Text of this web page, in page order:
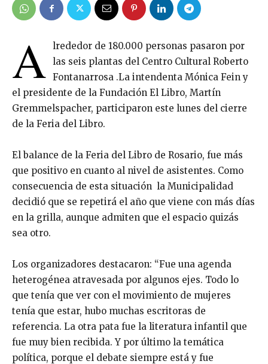
A lrededor de 180.000 personas pasaron por
las seis plantas del Centro Cultural Roberto
Fontanarrosa .La intendenta Mónica Fein y
el presidente de la Fundación El Libro, Martín
Gremmelspacher, participaron este lunes del cierre
de la Feria del Libro.
El balance de la Feria del Libro de Rosario, fue más
que positivo en cuanto al nivel de asistentes. Como
consecuencia de esta situación la Municipalidad
decidió que se repetirá el año que viene con más días
en la grilla, aunque admiten que el espacio quizás
sea otro.
Los organizadores destacaron: “Fue una agenda
heterogénea atravesada por algunos ejes. Todo lo
que tenía que ver con el movimiento de mujeres
tenía que estar, hubo muchas escritoras de
referencia. La otra pata fue la literatura infantil que
fue muy bien recibida. Y por último la temática
política, porque el debate siempre está y fue